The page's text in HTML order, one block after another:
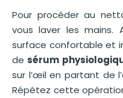
Pour procéder au
vous laver les mains.
surface confortable et
desérum
sur l’œil en partant de
Répétez cette